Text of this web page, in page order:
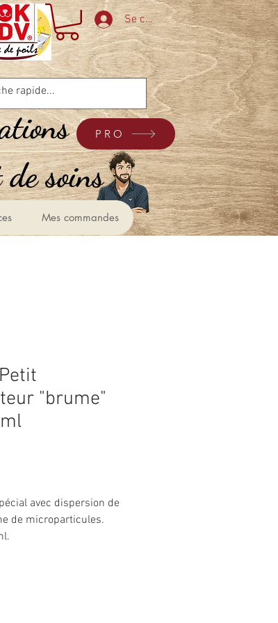
Se connecter
soins &
Mes commandes
PRO
"brume"
avec dispersion de
de microparticules.
caoutchouteux.